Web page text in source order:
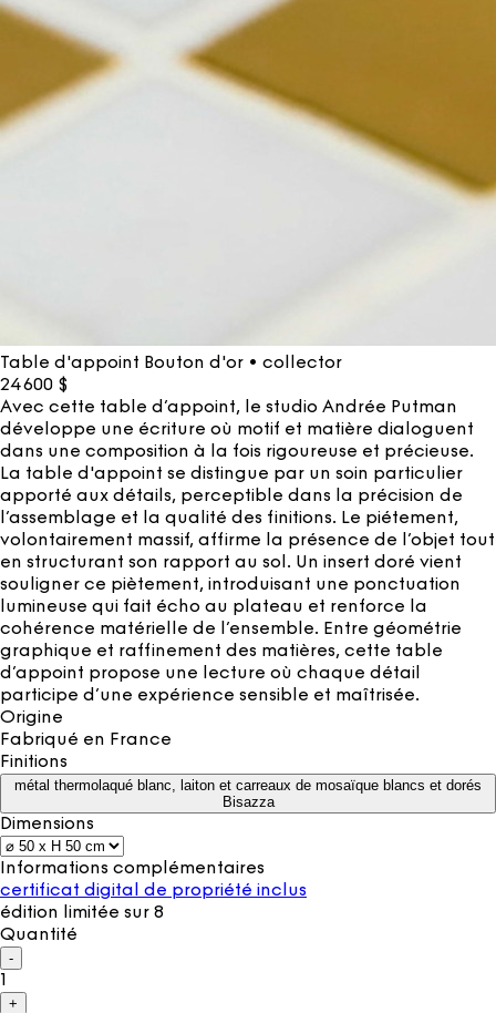
Table d'appoint Bouton d'or • collector
24 600 $
Avec cette table d’appoint, le studio Andrée Putman
développe une écriture où motif et matière dialoguent
dans une composition à la fois rigoureuse et précieuse.
La table d'appoint se distingue par un soin particulier
apporté aux détails, perceptible dans la précision de
l’assemblage et la qualité des finitions. Le piétement,
volontairement massif, affirme la présence de l’objet tout
en structurant son rapport au sol. Un insert doré vient
souligner ce piètement, introduisant une ponctuation
lumineuse qui fait écho au plateau et renforce la
cohérence matérielle de l’ensemble. Entre géométrie
graphique et raffinement des matières, cette table
d’appoint propose une lecture où chaque détail
participe d’une expérience sensible et maîtrisée.
Origine
Fabriqué en France
Finitions
métal thermolaqué blanc, laiton et carreaux de mosaïque blancs et dorés
Bisazza
Dimensions
Informations complémentaires
certificat digital de propriété inclus
édition limitée sur 8
Quantité
-
1
+